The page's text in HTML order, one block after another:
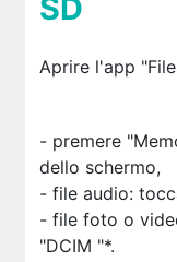
SD
Aprire l'app
- premere
dello schermo,
- file audio:
- file foto o
"DCIM "*.